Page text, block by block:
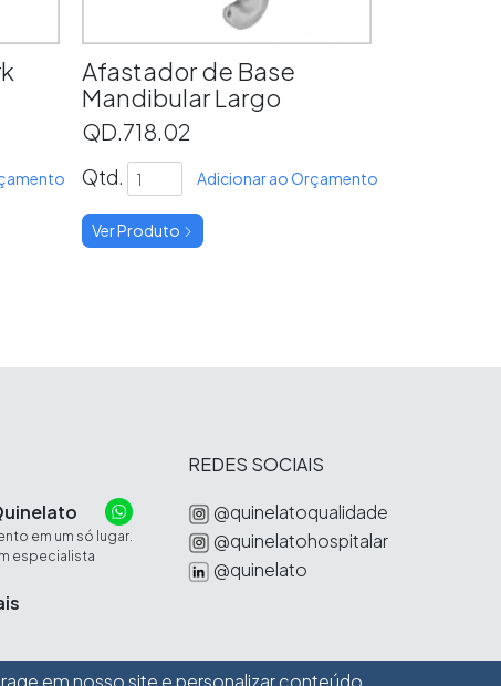
Afastador de Base
Mandibular Largo
QD.718.02
Qtd. Adicionar ao Orçamento
Ver Produto
em um só lugar.
especialista
REDES SOCIAIS
@quinelatoqualidade
@quinelatohospitalar
@quinelato
em nosso site e personalizar conteúdo.